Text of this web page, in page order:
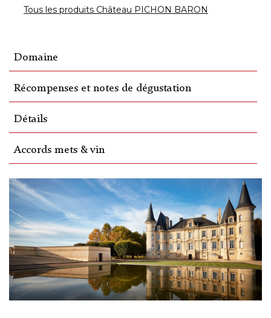
Tous les produits Château PICHON BARON
Domaine
Récompenses et notes de dégustation
Détails
Accords mets & vin